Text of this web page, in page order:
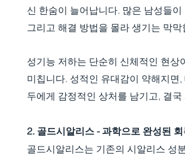
신 한숨이 늘어납니다. 많은 남성들
그리고 해결 방법을 몰라 생기는 막
성기능 저하는 단순히 신체적인 현
미칩니다. 성적인 유대감이 약해지
두에게 감정적인 상처를 남기고, 결
2. 골드시알리스 - 과학으로 완성된
골드시알리스는 기존의 시알리스 성